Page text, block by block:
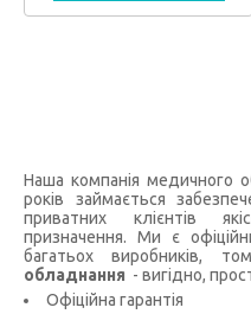
Наша компанія медичного
років займається
приватних клієнтів
призначення. Ми є
багатьох виробників,
обладнання - вигідно,
Офіційна гарантія